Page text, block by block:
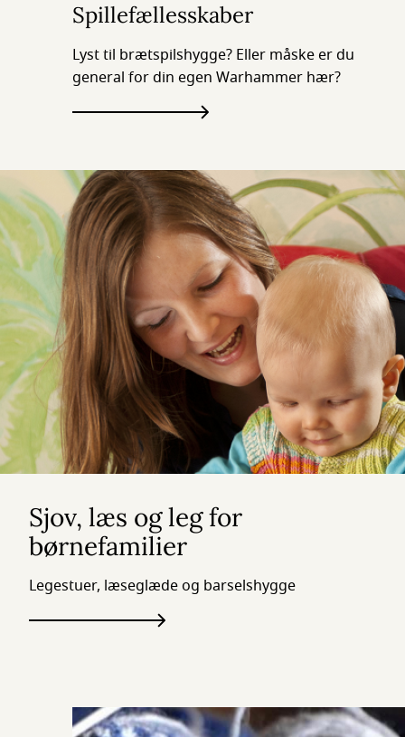
Spillefællesskaber
Lyst til brætspilshygge? Eller måske er du
general for din egen Warhammer hær?
Sjov, læs og leg for
børnefamilier
Legestuer, læseglæde og barselshygge